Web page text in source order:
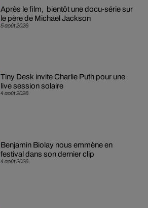
5 août 2026
Après le film, bientôt une docu-série sur
le père de Michael Jackson
4 août 2026
Tiny Desk invite Charlie Puth pour une
live session solaire
4 août 2026
Benjamin Biolay nous emmène en
festival dans son dernier clip